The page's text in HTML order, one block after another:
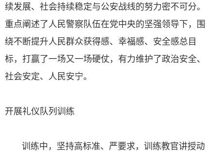
续发展、社会持续稳定与公安战线的努力密不可分。
重点阐述了人民警察队伍在党中央的坚强领导下，围
绕不断提升人民群众获得感、幸福感、安全感总目
标，打赢了一场又一场硬仗，有力维护了政治安全、
社会安定、人民安宁。
开展礼仪队列训练
训练中，坚持高标准、严要求，训练教官讲授动